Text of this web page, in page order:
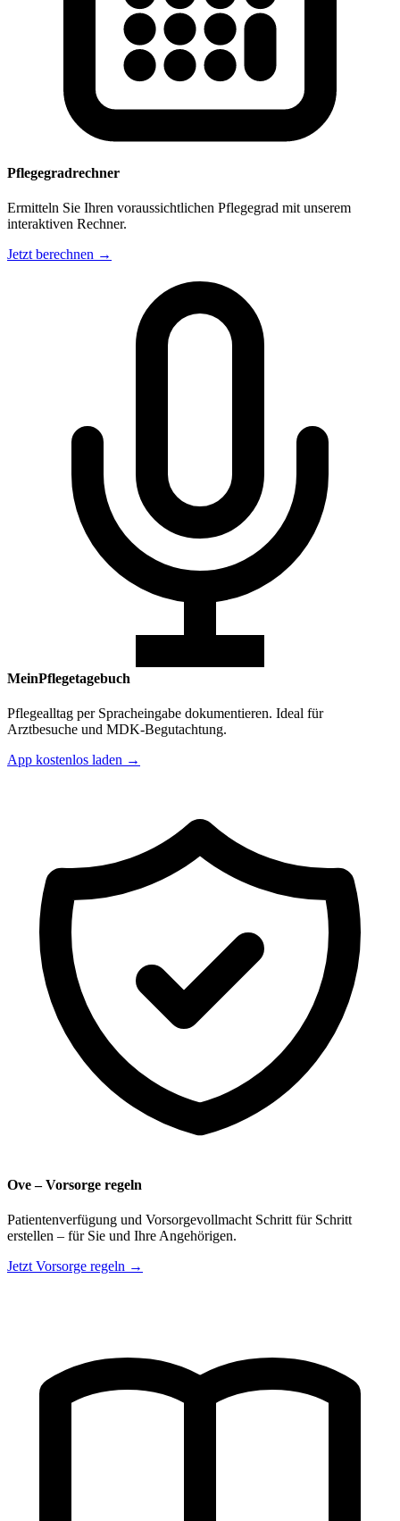
Pflegegradrechner
Ermitteln Sie Ihren voraussichtlichen Pflegegrad mit unserem
interaktiven Rechner.
Jetzt berechnen →
MeinPflegetagebuch
Pflegealltag per Spracheingabe dokumentieren. Ideal für
Arztbesuche und MDK-Begutachtung.
App kostenlos laden →
Ove – Vorsorge regeln
Patientenverfügung und Vorsorgevollmacht Schritt für Schritt
erstellen – für Sie und Ihre Angehörigen.
Jetzt Vorsorge regeln →